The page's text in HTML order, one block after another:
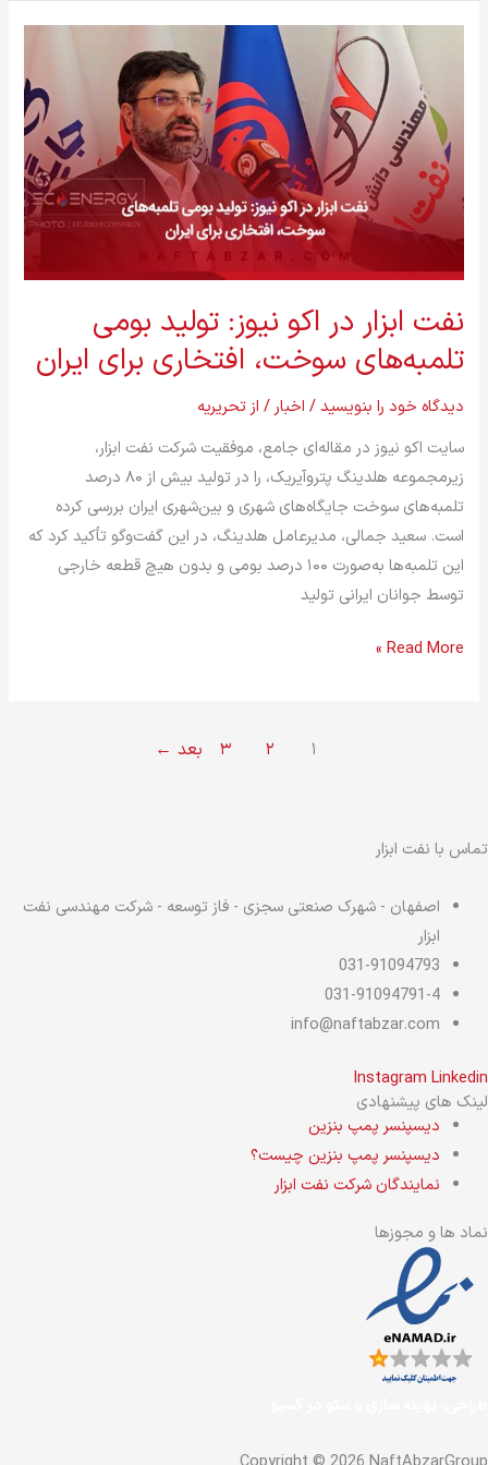
نفت ابزار در اکو نیوز: تولید بومی
تلمبه‌های سوخت، افتخاری برای ایران
دیدگاه‌ خود را بنویسید / اخبار / از تحریریه
سایت اکو نیوز در مقاله‌ای جامع، موفقیت شرکت نفت ابزار،
زیرمجموعه هلدینگ پتروآیریک، را در تولید بیش از ۸۰ درصد
تلمبه‌های سوخت جایگاه‌های شهری و بین‌شهری ایران بررسی کرده
است. سعید جمالی، مدیرعامل هلدینگ، در این گفت‌وگو تأکید کرد که
این تلمبه‌ها به‌صورت ۱۰۰ درصد بومی و بدون هیچ قطعه خارجی
توسط جوانان ایرانی تولید
اکو
نیوز:
تولید
بومی
تلمبه‌های
سوخت،
برای
ایران
Read More »
۱ ۲ ۳ بعد ←
تماس با نفت ابزار
اصفهان - شهرک صنعتی سجزی - فاز توسعه - شرکت مهندسی نفت
ابزار
031-91094793
031-91094791-4
info@naftabzar.com
Instagram Linkedin
لینک های پیشنهادی
دیسپنسر پمپ بنزین
دیسپنسر پمپ بنزین چیست؟
نمایندگان شرکت نفت ابزار
نماد ها و مجوزها